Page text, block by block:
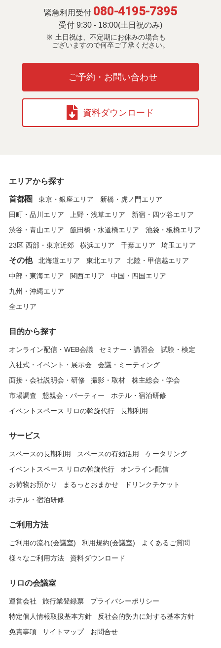
緊急利用受付 080-4195-7395
受付 9:30 - 18:00(土日祝のみ)
土日祝は、不定期にお休みの場合も
ございますので何卒ご了承ください。
ご予約・お問い合わせ
資料ダウンロード
エリアから探す
首都圏 東京・銀座エリア
新橋・虎ノ門エリア
田町・品川エリア
上野・浅草エリア
新宿・四ツ谷エリア
渋谷・青山エリア
飯田橋・水道橋エリア
池袋・板橋エリア
23区 西部・東京近郊
横浜エリア 千葉エリア 埼玉エリア
その他 北海道エリア 東北エリア
北陸・甲信越エリア
中部・東海エリア
関西エリア
中国・四国エリア
九州・沖縄エリア
全エリア
目的から探す
オンライン配信・WEB会議 セミナー・講習会
試験・検定
入社式・イベント・展示会
会議・ミーティング
面接・会社説明会・研修
撮影・取材
株主総会・学会
市場調査
懇親会・パーティー
ホテル・宿泊研修
イベントスペース リロの斡旋代行
長期利用
サービス
スペースの長期利用 スペースの有効活用
ケータリング
イベントスペース リロの斡旋代行
オンライン配信
お荷物お預かり
まるっとおまかせ
ドリンクチケット
ホテル・宿泊研修
ご利用方法
ご利用の流れ(会議室) 利用規約(会議室)
よくあるご質問
様々なご利用方法
資料ダウンロード
リロの会議室
運営会社 旅行業登録票
プライバシーポリシー
特定個人情報取扱基本方針
反社会的勢力に対する基本方針
免責事項
サイトマップ お問合せ